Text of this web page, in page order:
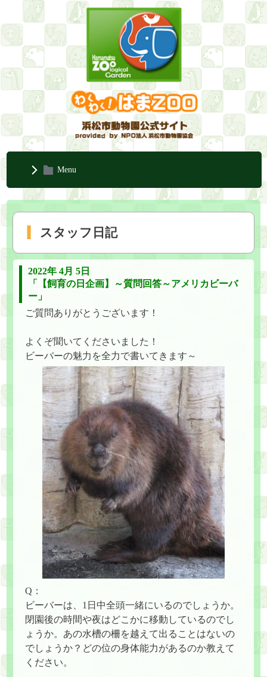
Menu
スタッフ日記
2022年 4月 5日
「【飼育の日企画】～質問回答～アメリカビーバ
ー」
ご質問ありがとうございます！
よくぞ聞いてくださいました！
ビーバーの魅力を全力で書いてきます～
Q：
ビーバーは、1日中全頭一緒にいるのでしょうか。
閉園後の時間や夜はどこかに移動しているのでし
ょうか。あの水槽の柵を越えて出ることはないの
でしょうか？どの位の身体能力があるのか教えて
ください。